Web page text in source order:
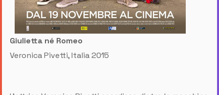
Giulietta né Romeo
Veronica Pivetti, Italia 2015